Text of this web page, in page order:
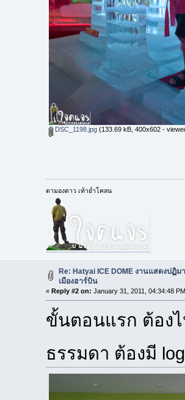
DSC_1198.jpg(133.69 kB, 400x602 -
ตามองดาว เท้าย่ำโคลน
Re: Hatyai ICE DOME งานแสดงปฏิ
เมืองฮาร์บิน
« Reply #2 on: January 31, 2011, 04:34:48
ขั้นตอนแรก ต้อง
ธรรมดา ต้องมี